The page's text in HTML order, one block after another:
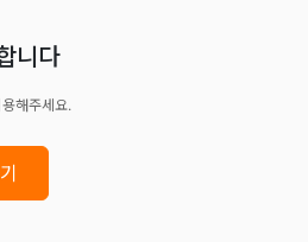
니다
해주세요.